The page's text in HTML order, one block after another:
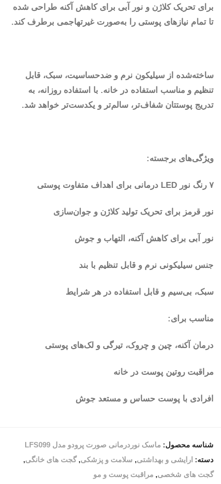
برای تحریک کلاژن و نور آبی برای کاهش آکنه طراحی شده
تا تمام نیازهای پوستی را به‌صورت غیرتهاجمی برطرف کند.
ساخته‌شده از سیلیکون نرم و ضدحساسیت، سبک، قابل
تنظیم و مناسب استفاده در خانه. با استفاده روزانه، به
تدریج پوستتان شفاف‌تر، سالم‌تر و یکدست‌تر خواهد شد.
ویژگی‌های برجسته:
۷ رنگ نور LED درمانی برای اهداف متفاوت پوستی
نور قرمز برای تحریک تولید کلاژن و جوان‌سازی
نور آبی برای کاهش آکنه، التهاب و جوش
جنس سیلیکونی نرم و قابل تنظیم با بند
سبک، بی‌سیم و قابل استفاده در هر شرایط
مناسب برای:
درمان آکنه، چین و چروک، تیرگی و لک‌های پوستی
مراقبت روتین پوست در خانه
افرادی با پوست حساس و مستعد جوش
شناسه محصول: ماسک نوردرمانی صورت پرودو مدل LFS099
دسته: ارایشی و بهداشتی, سلامت و پزشکی,گجت های خانگی,
گجت های شخصی, مراقبت پوست و مو